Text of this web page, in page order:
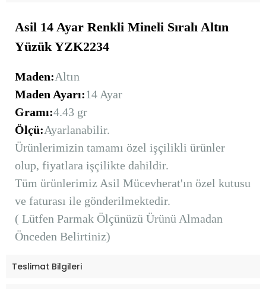
Asil 14 Ayar Renkli Mineli Sıralı Altın
Yüzük YZK2234
Maden:Altın
Maden Ayarı:14 Ayar
Gramı:4.43 gr
Ölçü:Ayarlanabilir.
Ürünlerimizin tamamı özel işçilikli ürünler
olup, fiyatlara işçilikte dahildir.
Tüm ürünlerimiz Asil Mücevherat'ın özel kutusu
ve faturası ile gönderilmektedir.
( Lütfen Parmak Ölçünüzü Ürünü Almadan
Önceden Belirtiniz)
Teslimat Bilgileri